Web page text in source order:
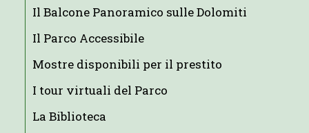
Il Balcone Panoramico sulle Dolomiti
Il Parco Accessibile
Mostre disponibili per il prestito
I tour virtuali del Parco
La Biblioteca